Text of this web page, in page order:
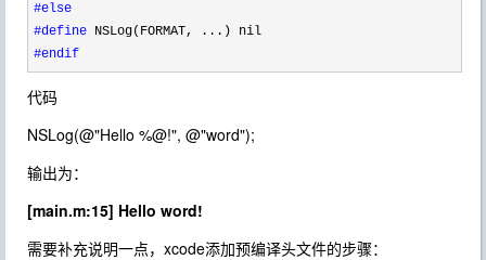
#else
#define
#endif
代码
NSLog(@"Hello %@!", @"word");
输出为：
[main.m:15] Hello word!
需要补充说明一点，xcode添加预编译头文件的步骤：